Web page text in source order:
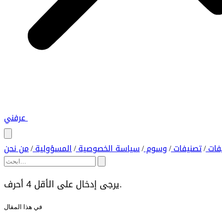
عرفني
/ تصنيفات/ وسوم/ سياسة الخصوصية/ المسؤولية/ من نحن
يرجى إدخال على الأقل 4 أحرف.
في هذا المقال